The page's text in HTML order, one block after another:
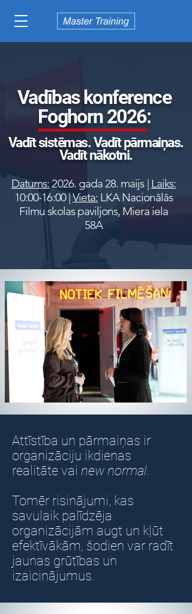
Vadības konference
Foghorn 2026:
Vadīt sistēmas. Vadīt pārmaiņas.
Vadīt nākotni.
Datums:2026. gada 28. maijs | Laiks:
10:00-16:00 |Vieta: LKA Nacionālās
Filmu skolas paviljons, Miera iela
58A
Attīstība un pārmaiņas ir
organizāciju ikdienas
realitāte vai new normal.
Tomēr risinājumi, kas
savulaik palīdzēja
organizācijām augt un kļūt
efektīvākām, šodien var radīt
jaunas grūtības un
izaicinājumus.